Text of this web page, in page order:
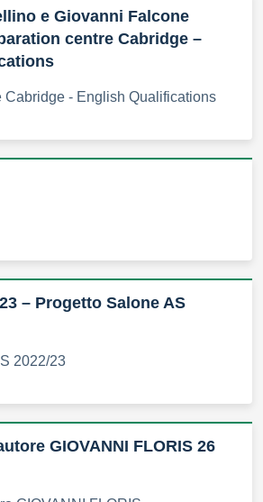
e Giovanni Falcone
centre Cabridge –
Cabridge - English Qualifications
– Progetto Salone AS
2022/23
GIOVANNI FLORIS 26